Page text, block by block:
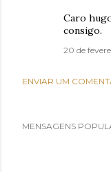
Caro
consigo.
20 de
ENVIAR UM
MENSAGENS